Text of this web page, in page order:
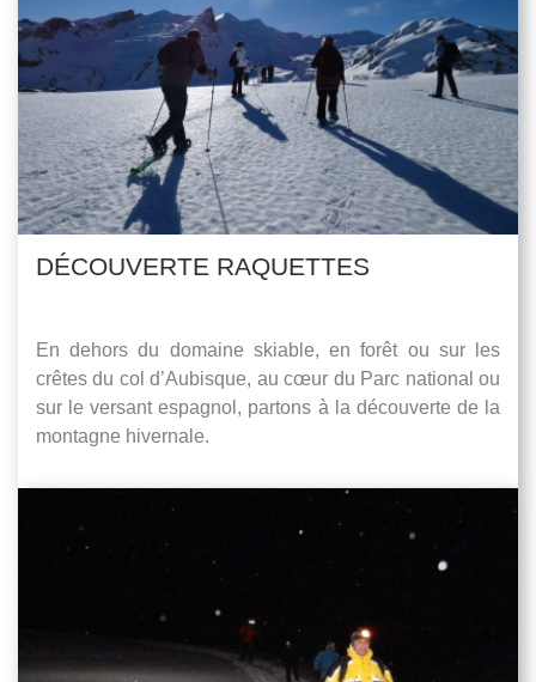
DÉCOUVERTE RAQUETTES
En dehors du domaine skiable, en forêt ou sur les
crêtes du col d’Aubisque, au cœur du Parc national ou
sur le versant espagnol, partons à la découverte de la
montagne hivernale.